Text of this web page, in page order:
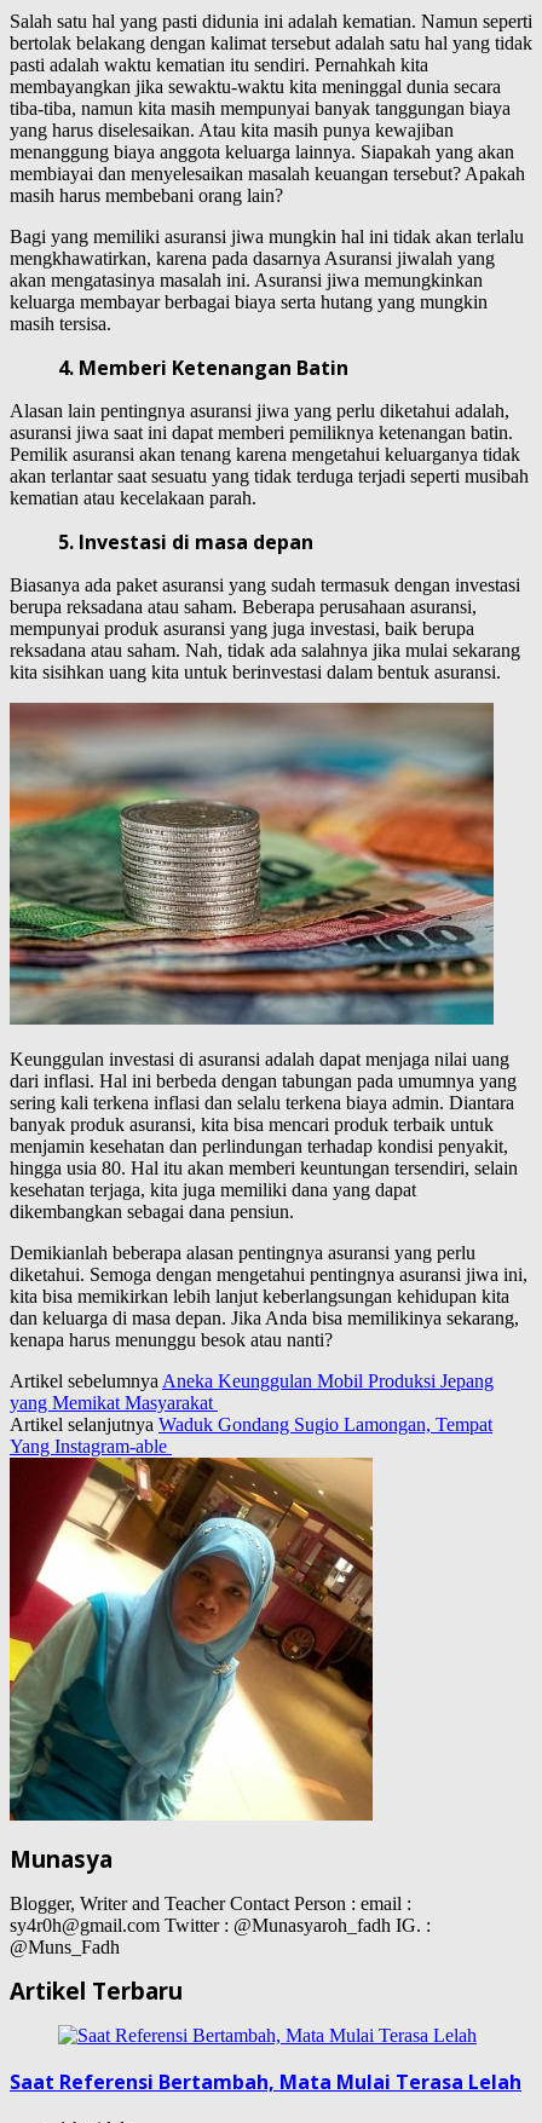
Salah satu hal yang pasti didunia ini adalah kematian. Namun seperti
bertolak belakang dengan kalimat tersebut adalah satu hal yang tidak
pasti adalah waktu kematian itu sendiri. Pernahkah kita
membayangkan jika sewaktu-waktu kita meninggal dunia secara
tiba-tiba, namun kita masih mempunyai banyak tanggungan biaya
yang harus diselesaikan. Atau kita masih punya kewajiban
menanggung biaya anggota keluarga lainnya. Siapakah yang akan
membiayai dan menyelesaikan masalah keuangan tersebut? Apakah
masih harus membebani orang lain?
Bagi yang memiliki asuransi jiwa mungkin hal ini tidak akan terlalu
mengkhawatirkan, karena pada dasarnya Asuransi jiwalah yang
akan mengatasinya masalah ini. Asuransi jiwa memungkinkan
keluarga membayar berbagai biaya serta hutang yang mungkin
masih tersisa.
4. Memberi Ketenangan Batin
Alasan lain pentingnya asuransi jiwa yang perlu diketahui adalah,
asuransi jiwa saat ini dapat memberi pemiliknya ketenangan batin.
Pemilik asuransi akan tenang karena mengetahui keluarganya tidak
akan terlantar saat sesuatu yang tidak terduga terjadi seperti musibah
kematian atau kecelakaan parah.
5. Investasi di masa depan
Biasanya ada paket asuransi yang sudah termasuk dengan investasi
berupa reksadana atau saham. Beberapa perusahaan asuransi,
mempunyai produk asuransi yang juga investasi, baik berupa
reksadana atau saham. Nah, tidak ada salahnya jika mulai sekarang
kita sisihkan uang kita untuk berinvestasi dalam bentuk asuransi.
Keunggulan investasi di asuransi adalah dapat menjaga nilai uang
dari inflasi. Hal ini berbeda dengan tabungan pada umumnya yang
sering kali terkena inflasi dan selalu terkena biaya admin. Diantara
banyak produk asuransi, kita bisa mencari produk terbaik untuk
menjamin kesehatan dan perlindungan terhadap kondisi penyakit,
hingga usia 80. Hal itu akan memberi keuntungan tersendiri, selain
kesehatan terjaga, kita juga memiliki dana yang dapat
dikembangkan sebagai dana pensiun.
Demikianlah beberapa alasan pentingnya asuransi yang perlu
diketahui. Semoga dengan mengetahui pentingnya asuransi jiwa ini,
kita bisa memikirkan lebih lanjut keberlangsungan kehidupan kita
dan keluarga di masa depan. Jika Anda bisa memilikinya sekarang,
kenapa harus menunggu besok atau nanti?
Artikel sebelumnya Aneka Keunggulan Mobil Produksi Jepang
yang Memikat Masyarakat
Artikel selanjutnya Waduk Gondang Sugio Lamongan, Tempat
Yang Instagram-able
Munasya
Blogger, Writer and Teacher Contact Person : email :
sy4r0h@gmail.com Twitter : @Munasyaroh_fadh IG. :
@Muns_Fadh
Artikel Terbaru
Saat Referensi Bertambah, Mata Mulai Terasa Lelah